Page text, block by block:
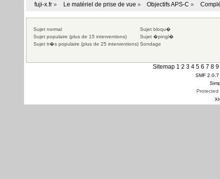
fuji-x.fr » Le matériel de prise de vue » Objectifs APS-C »
Sujet normal
Sujet populaire (plus de 15 interventions)
Sujet tr�s populaire (plus de 25 interventions)
Sujet bloqu�
Sujet �pingl�
Sondage
Sitemap 1 2 3 4 5 6 7 8 9
SMF 2.0.7